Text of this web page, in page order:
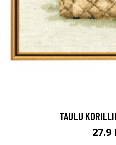
TAULU
27.9